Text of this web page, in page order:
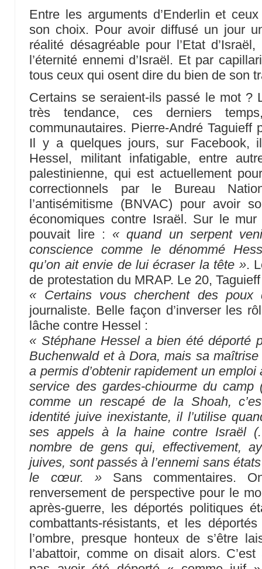
Entre les arguments d’Enderlin et
son choix. Pour avoir diffusé un jour
réalité désagréable pour l’Etat
l’éternité ennemi d’Israël. Et par
tous ceux qui osent dire du bien de son
Certains se seraient-ils passé le mot ?
très tendance, ces derniers
communautaires. Pierre-André Taguieff
Il y a quelques jours, sur Facebook,
Hessel, militant infatigable, entre
palestinienne, qui est actuellement
correctionnels par le Bureau
l’antisémitisme (BNVAC) pour avoir
économiques contre Israël. Sur le
pouvait lire : « quand un serpent
conscience comme le dénommé
qu’on ait envie de lui écraser la tête ».
de protestation du MRAP. Le 20,
« Certains vous cherchent des
journaliste. Belle façon d’inverser les
lâche contre Hessel :
« Stéphane Hessel a bien été déporté
Buchenwald et à Dora, mais sa
a permis d’obtenir rapidement un
service des gardes-chiourme du
comme un rescapé de la Shoah,
identité juive inexistante, il l’utilise
ses appels à la haine contre Israël
nombre de gens qui, effectivement,
juives, sont passés à l’ennemi sans
le cœur. »Sans commentaires.
renversement de perspective pour le
après-guerre, les déportés politiques
combattants-résistants, et les
l’ombre, presque honteux de s’être
l’abattoir, comme on disait alors.